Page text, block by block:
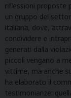
riflessioni proposte
un gruppo del
italiana, dove,
condividere e
generati dalla
piccoli vengano a
vittime, ma anche
ha elaborato il
testimonianze: